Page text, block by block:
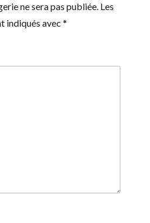
ne sera pas publiée. Les
indiqués avec *